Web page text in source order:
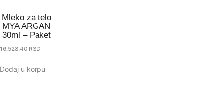
Mleko za telo
MYA ARGAN
30ml – Paket
16.528,40 RSD
Dodaj u korpu